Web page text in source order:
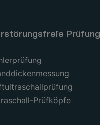
Prüfung
Prüfköpfe